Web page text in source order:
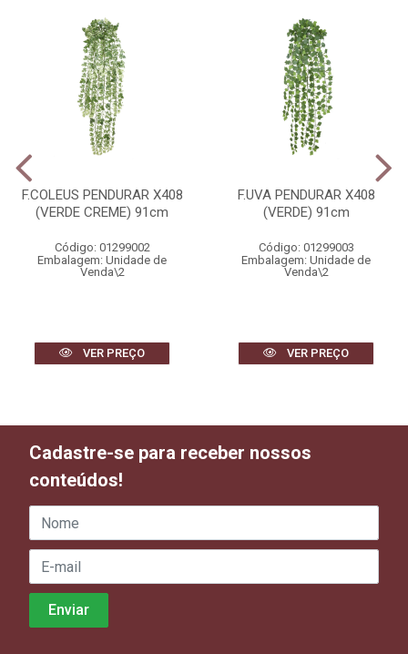
F.COLEUS PENDURAR X408
(VERDE CREME) 91cm
Código: 01299002
Embalagem: Unidade de
Venda\2
VER PREÇO
F.UVA PENDURAR X408
(VERDE) 91cm
Código: 01299003
Embalagem: Unidade de
Venda\2
VER PREÇO
Cadastre-se para receber nossos
conteúdos!